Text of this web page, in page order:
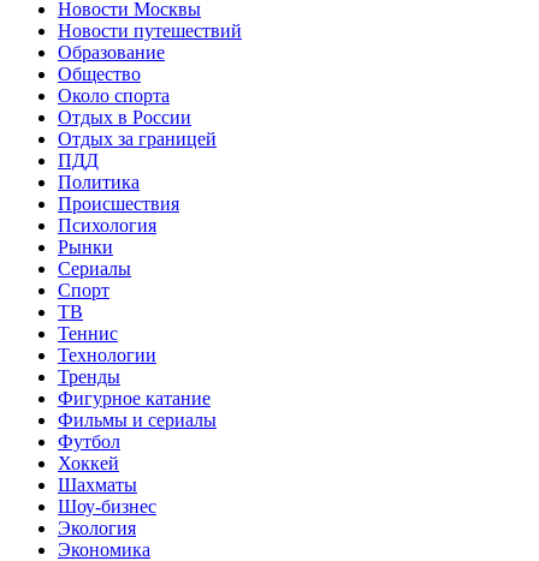
Новости Москвы
Новости путешествий
Образование
Общество
Около спорта
Отдых в России
Отдых за границей
ПДД
Политика
Происшествия
Психология
Рынки
Сериалы
Спорт
ТВ
Теннис
Технологии
Тренды
Фигурное катание
Фильмы и сериалы
Футбол
Хоккей
Шахматы
Шоу-бизнес
Экология
Экономика